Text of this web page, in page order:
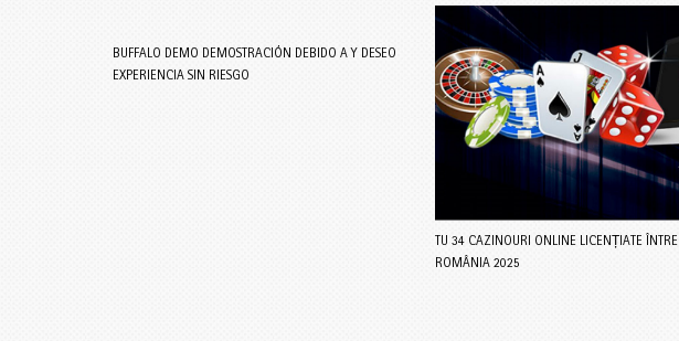
BUFFALO DEMO DEMOSTRACIÓN DEBIDO A Y DESEO
EXPERIENCIA SIN RIESGO
TU 34 CAZINOURI ONLINE LICENȚIATE ÎNTRE
ROMÂNIA 2025